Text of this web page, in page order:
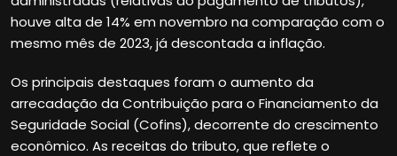
houve alta de 14% em novembro na comparação com o
mesmo mês de 2023, já descontada a inflação.
Os principais destaques foram o aumento da
arrecadação da Contribuição para o Financiamento da
Seguridade Social (Cofins), decorrente do crescimento
econômico. As receitas do tributo, que reflete o